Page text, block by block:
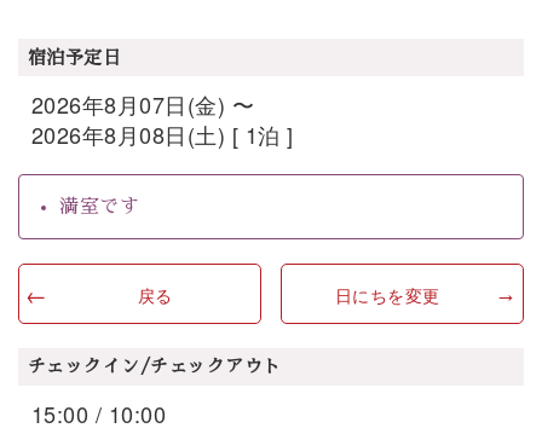
宿泊予定日
2026年8月07日(金) 〜
2026年8月08日(土) [ 1泊 ]
満室です
戻る 日にちを変更
チェックイン/チェックアウト
15:00 / 10:00